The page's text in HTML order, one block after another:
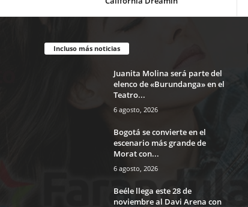
Incluso más noticias
Juanita Molina será parte del
elenco de «Burundanga» en el
Teatro...
6 agosto, 2026
Bogotá se convierte en el
escenario más grande de
Morat con...
6 agosto, 2026
Beéle llega este 28 de
noviembre al Davi Arena con